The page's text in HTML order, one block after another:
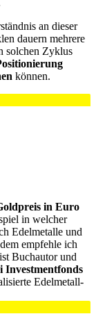
an dieser
dauern mehrere
solchen Zyklus
können.
in Euro
in welcher
Edelmetalle und
empfehle ich
Buchautor und
Investmentfonds
Edelmetall-